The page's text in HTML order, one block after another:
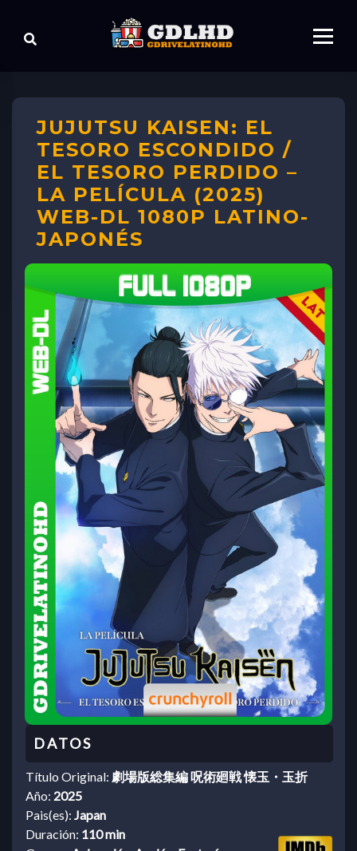
JUJUTSU KAISEN: EL
TESORO ESCONDIDO /
EL TESORO PERDIDO –
LA PELÍCULA (2025)
WEB-DL 1080P LATINO-
JAPONÉS
Título Original: 劇場版総集編 呪術廻戦 懐玉・玉折
Año: 2025
Pais(es): Japan
Duración: 110 min